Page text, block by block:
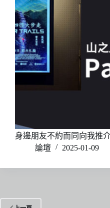
身邊朋友不約而同向我推
論壇
2025-01-09